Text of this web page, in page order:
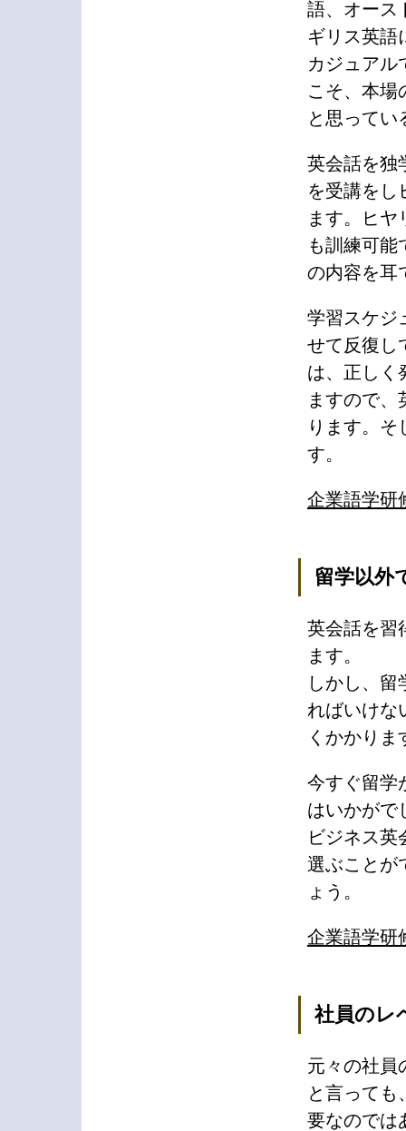
語、オース
ギリス英語
カジュアル
こそ、本場
と思ってい
英会話を独
を受講をし
ます。ヒ
も訓練可能
の内容を耳
学習スケジ
せて反復し
は、正しく
ますので
ります。
す。
企業語学研
留学以外
英会話を習
ます。
しかし、
ればいけな
くかかりま
今すぐ留学
はいかがで
ビジネス英
選ぶことが
ょう。
企業語学研
社員のレ
元々の社員
と言っても
要なのでは